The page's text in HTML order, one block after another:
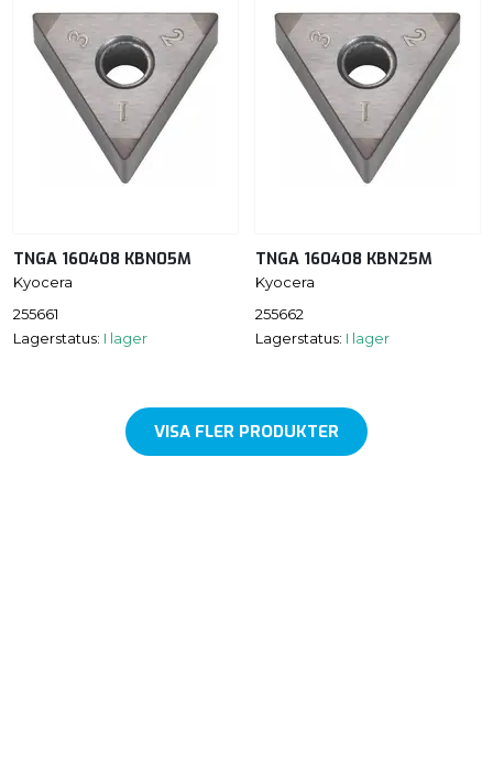
TNGA 160408 KBN05M
Kyocera
255661
Lagerstatus: I lager
TNGA 160408 KBN25M
Kyocera
255662
Lagerstatus: I lager
VISA FLER PRODUKTER